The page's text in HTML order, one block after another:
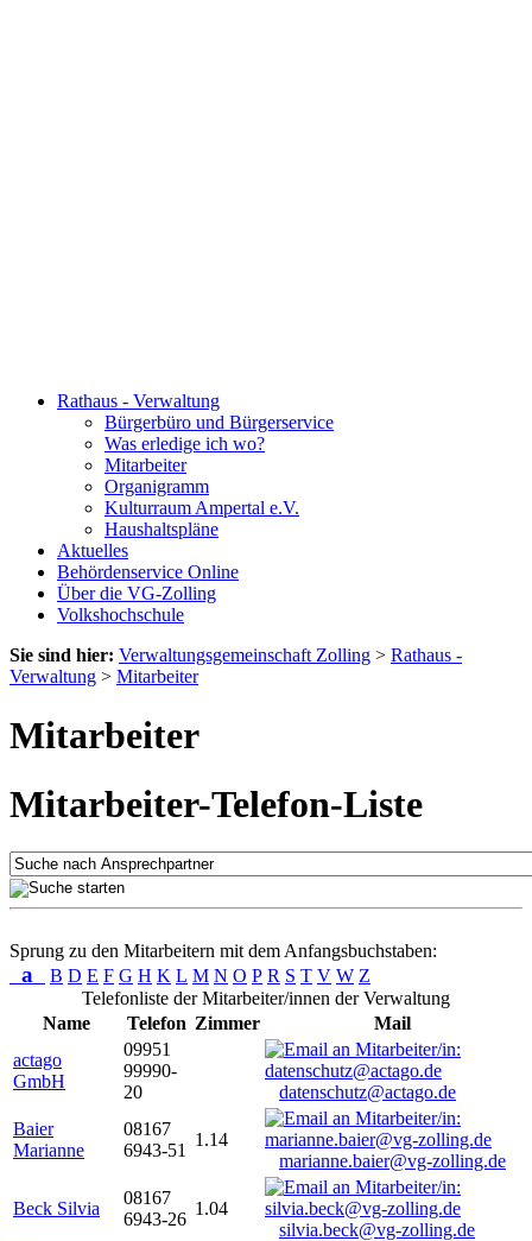
Rathaus - Verwaltung
Bürgerbüro und Bürgerservice
Was erledige ich wo?
Mitarbeiter
Organigramm
Kulturraum Ampertal e.V.
Haushaltspläne
Aktuelles
Behördenservice Online
Über die VG-Zolling
Volkshochschule
Sie sind hier: Verwaltungsgemeinschaft Zolling > Rathaus -
Verwaltung > Mitarbeiter
Mitarbeiter
Mitarbeiter-Telefon-Liste
Sprung zu den Mitarbeitern mit dem Anfangsbuchstaben:
a B D E F G H K L M N O P R S T V W Z
Telefonliste der Mitarbeiter/innen der Verwaltung
Name
Telefon Zimmer
Mail
actago
GmbH
09951
99990-
20
datenschutz@actago.de
Baier
Marianne
08167
6943-51
1.14
marianne.baier@vg-zolling.de
Beck Silvia
08167
6943-26
1.04
silvia.beck@vg-zolling.de